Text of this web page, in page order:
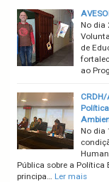
No dia
de
ao
No dia
Pública sobre a Política
principa…
Ler mais